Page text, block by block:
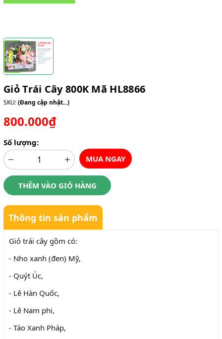
Giỏ Trái Cây 800K Mã HL8866
SKU:(Đang cập nhật...)
800.000₫
Số lượng:
MUA NGAY
THÊM VÀO GIỎ HÀNG
Thông tin sản phẩm
Giỏ trái cây gồm có:
- Nho xanh (đen) Mỹ,
- Quýt Úc,
- Lê Hàn Quốc,
- Lê Nam phi,
- Táo Xanh Pháp,